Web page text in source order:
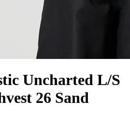
Uncharted L/S
26 Sand